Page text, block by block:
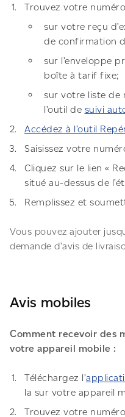
Trouvez votre
sur votre reçu
de confirmation
sur l’enveloppe
boîte à tarif fixe;
sur votre liste de
l’outil de suivi
Accédez à l’outil
Saisissez votre
Cliquez sur le lien «
situé au-dessus de
Remplissez et
Vous pouvez ajouter
demande d’avis de
Avis mobiles
Comment recevoir des
votre appareil mobile :
Téléchargez l’
la sur votre appareil
Trouvez votre